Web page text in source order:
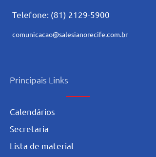
Telefone: (81) 2129-5900
comunicacao@salesianorecife.com.br
Principais Links
Calendários
Secretaria
L ista de material